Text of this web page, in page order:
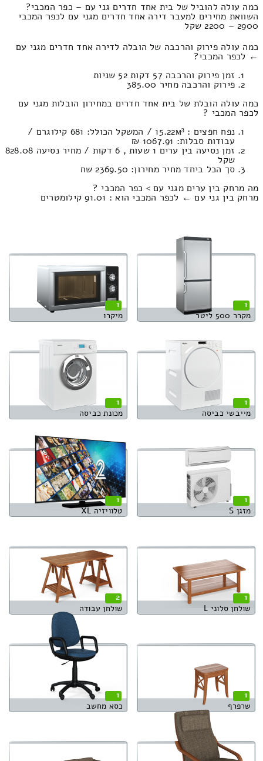
כמה עולה להוביל של בית אחד חדרים גני עם – כפר המכבי?
השוואת מחירים למעבר דירה אחד חדרים מגני עם לכפר המכבי
2900 – 2200 שקל
כמה עולה פירוק והרכבה של הובלה לדירה אחד חדרים מגני עם
← לכפר המכבי?
זמן פירוק והרכבה 57 דקות 52 שניות
פירוק והרכבה מחיר 385.00
כמה עולה הובלת של בית אחד חדרים במחירון הובלות מגני עם
לכפר המכבי ?
נפח חפצים : 15.22м³ / המשקל הכולל: 681 קילוגרם /
עבודות סבלות: 1067.91 ₪
זמן נסיעה בין ערים 1 שעות , 6 דקות / מחיר נסיעה 828.08
שקל
סך הכל ביחד מחיר מחירון: 2369.50 שח
מה מרחק בין ערים מגני עם > כפר המכבי ?
מרחק בין גני עם ← לכפר המכבי הוא : 91.01 קילומטרים
1
מקרר 500 ליטר
1
מיקרו
1
מייבשי כביסה
1
מכונת כביסה
1
מזגן S
1
טלוויזיה XL
1
שולחן סלוני L
2
שולחן עבודה
1
שרפרף
1
כסא מחשב